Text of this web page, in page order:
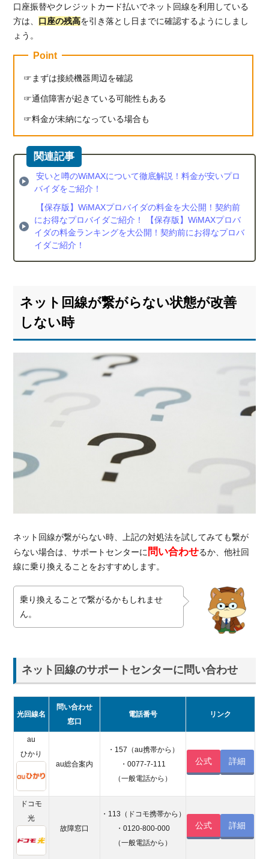
口座振替やクレジットカード払いでネット回線を利用している
方は、 口座の残高を引き落とし日までに確認するようにしまし
ょう。
Point
まずは接続機器周辺を確認
通信障害が起きている可能性もある
料金が未納になっている場合も
安いと噂のWiMAXについて徹底解説！料金が安いプロ
バイダをご紹介！
【保存版】WiMAXプロバイダの料金を大公開！契約前
にお得なプロバイダご紹介！ 【保存版】WiMAXプロバ
イダの料金ランキングを大公開！契約前にお得なプロバ
イダご紹介！
ネット回線が繋がらない状態が改善
しない時
ネット回線が繋がらない時、上記の対処法を試してみても繋が
らない場合は、サポートセンターに 問い合わせるか、他社回
線に乗り換えることをおすすめします。
乗り換えることで繋がるかもしれませ
ん。
ネット回線のサポートセンターに問い合わせ
光回線名
問い合わせ
窓口
電話番号 リンク
au
ひかり
au総合案内
・157（au携帯から）
・0077-7-111
（一般電話から）
公式 詳細
ドコモ
光
故障窓口
・113（ドコモ携帯から）
・0120-800-000
（一般電話から）
公式 詳細